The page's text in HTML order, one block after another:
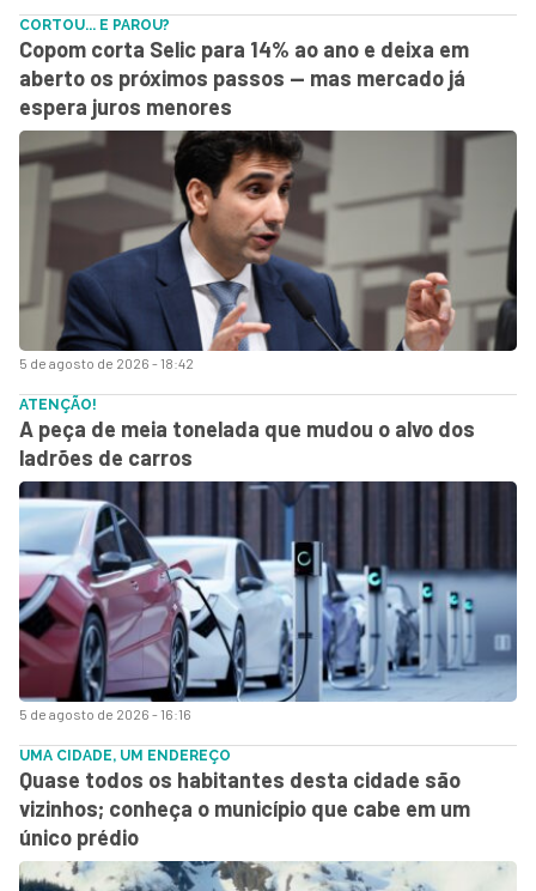
5 de agosto de 2026 - 18:42
CORTOU... E PAROU?
Copom corta Selic para 14% ao ano e deixa em
aberto os próximos passos — mas mercado já
espera juros menores
5 de agosto de 2026 - 16:16
ATENÇÃO!
A peça de meia tonelada que mudou o alvo dos
ladrões de carros
UMA CIDADE, UM ENDEREÇO
Quase todos os habitantes desta cidade são
vizinhos; conheça o município que cabe em um
único prédio